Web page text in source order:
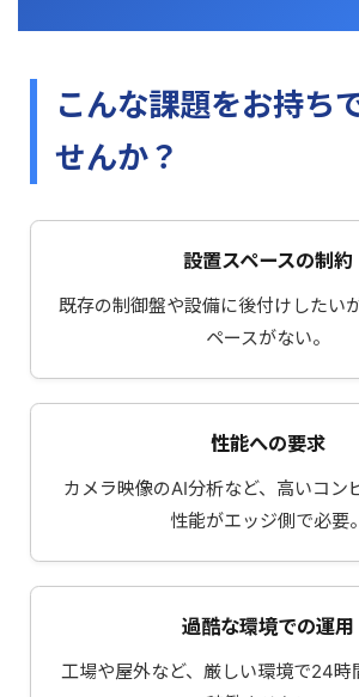
こんな課題をお持ち
せんか？
設置スペースの制約
既存の制御盤や設備に後付けしたい
ペースがない。
性能への要求
カメラ映像のAI分析など、高いコン
性能がエッジ側で必要。
過酷な環境での運用
工場や屋外など、厳しい環境で24